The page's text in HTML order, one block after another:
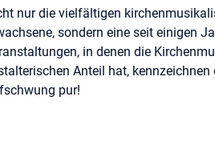
nur die vielfältigen
sondern eine seit einigen
in denen die
Anteil hat,
pur!